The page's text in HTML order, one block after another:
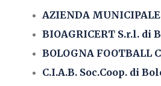
AZIENDA
BIOAGRICERT S.r.l. di
BOLOGNA FOOTBALL
C.I.A.B. Soc.Coop. di